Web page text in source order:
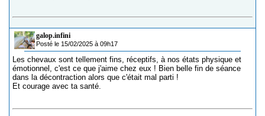
galop.infini
Posté le 15/02/2025 à 09h17
Les chevaux sont tellement fins, réceptifs, à nos états physique et
émotionnel, c'est ce que j'aime chez eux ! Bien belle fin de séance
dans la décontraction alors que c'était mal parti !
Et courage avec ta santé.